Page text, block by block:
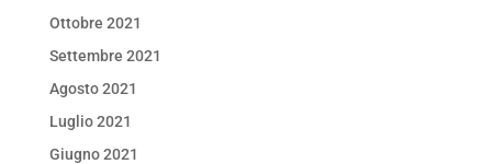
Ottobre 2021
Settembre 2021
Agosto 2021
Luglio 2021
Giugno 2021